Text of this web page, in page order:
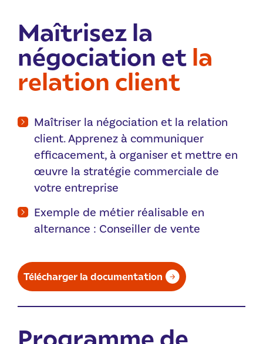
Maîtrisez la
négociation et la
relation client
Maîtriser la négociation et la relation
client. Apprenez à communiquer
efficacement, à organiser et mettre en
œuvre la stratégie commerciale de
votre entreprise
Exemple de métier réalisable en
alternance : Conseiller de vente
Télécharger la documentation
Programme de